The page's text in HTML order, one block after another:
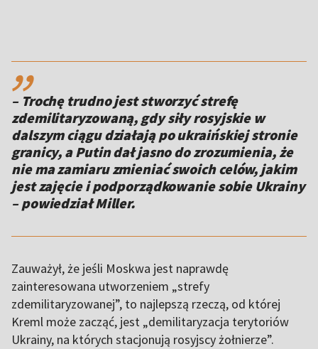
,,
– Trochę trudno jest stworzyć strefę
zdemilitaryzowaną, gdy siły rosyjskie w
dalszym ciągu działają po ukraińskiej stronie
granicy, a Putin dał jasno do zrozumienia, że
nie ma zamiaru zmieniać swoich celów, jakim
jest zajęcie i podporządkowanie sobie Ukrainy
– powiedział Miller.
Zauważył, że jeśli Moskwa jest naprawdę
zainteresowana utworzeniem „strefy
zdemilitaryzowanej”, to najlepszą rzeczą, od której
Kreml może zacząć, jest „demilitaryzacja terytoriów
Ukrainy, na których stacjonują rosyjscy żołnierze”.